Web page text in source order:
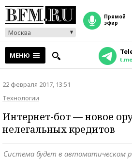
Москва
прямой
эфир
МЕНЮ
22 февраля 2017, 13:51
Технологии
Интернет-бот — новое
нелегальных кредитов
Система будет в автоматическом